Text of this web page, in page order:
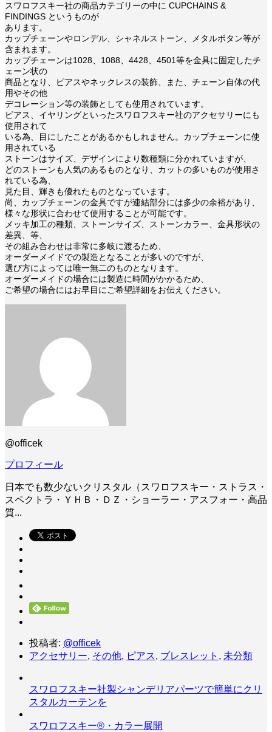
スワロフスキー社の商品カテゴリーの中に CUPCHAINS &
FINDINGS というものが
あります。
カップチェーンやロンデル、シャネルストーン、メタルボタン等が
含まれます。
カップチェーンは1028、1088、4428、4501等を金具に固定したチ
ェーン状の
商品となり、ピアスやネックレスの装飾、また、チェーン自体の代
用やその他
デコレーション等の装飾としても使用されています。
ピアス、イヤリングといったスワロフスキー社のアクセサリーにも
使用されて
いる為、目にしたことがあるかもしれません。カップチェーンに使
用されている
ストーンはサイズ、デザインにより数種類に分かれていますが、
どのストーンも人気のあるものとなり、カットの多いものが使用さ
れている為、
見た目、輝きも優れたものとなっています。
尚、カップチェーンの金具ですが連結部分には多少の余裕があり、
様々な形状に合わせて使用することが可能です。
メッキ加工の種類、ストーンサイズ、ストーンカラー、金具形状の
差異、等、
その組み合わせは非常に多岐に渡るため、
オーダーメイドでの製造となることが多いのですが、
選び方によっては唯一無二のものとなります。
オーダーメイドの場合には製造に時間がかかるため、
ご希望の場合にはお早目にご希望詳細をお伝えください。
@officek
プロフィール
日本でも数少ないクリスタル（スワロフスキー・ストラス・
スペクトラ・ＹＨＢ・ＤＺ・ショーラー・アスフォー・高品
質...
投稿者: @officek
アクセサリー, その他, ピアス, ブレスレット , 未分類
スワロフスキー社製シャンデリアパーツで簡単にクリ
スタルカーテンを
スワロフスキー®・カラー展開